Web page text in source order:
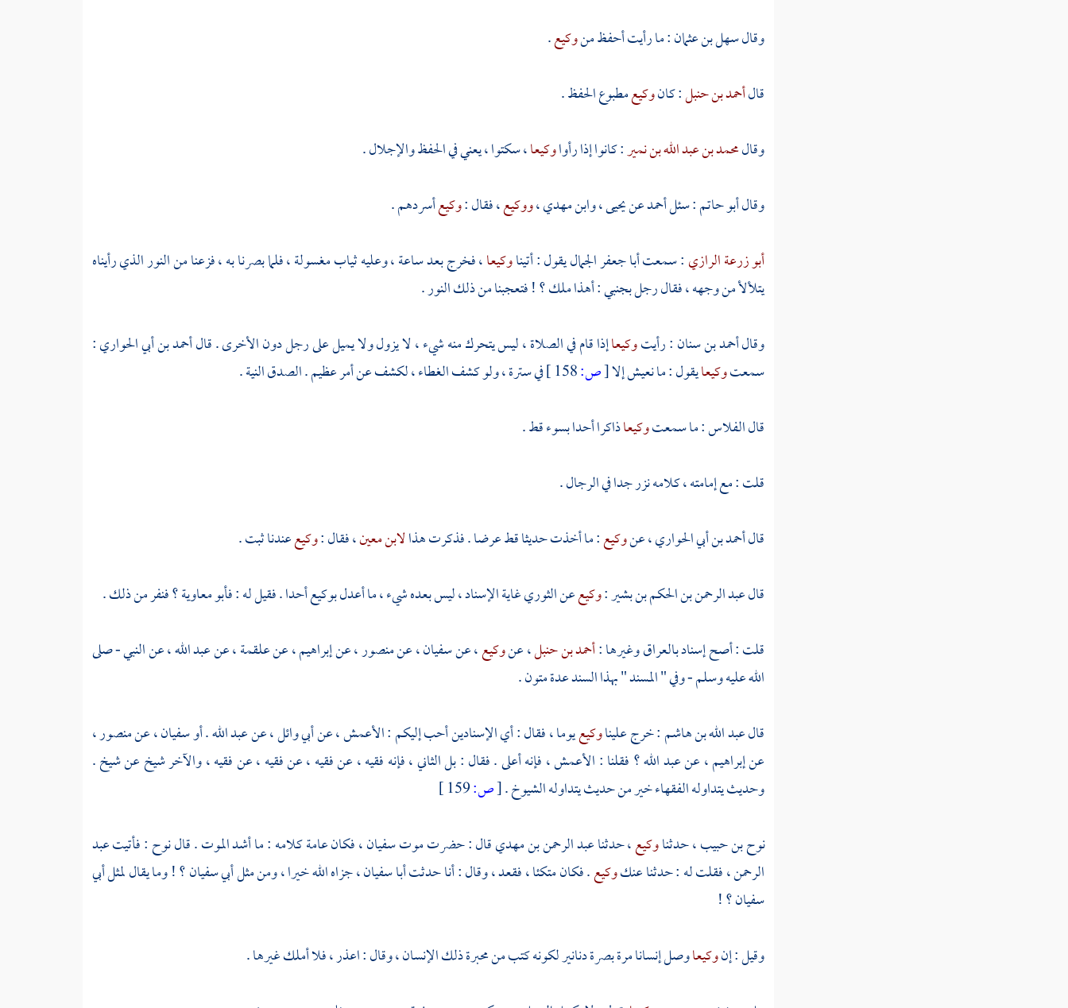
وقالسهل بن عثمان: ما رأيت أحفظ منوكيع.
قالأحمد بن حنبل: كانوكيعمطبوع الحفظ .
وقالمحمد بن عبد الله بن نمير: كانوا إذا رأواوكيعا، سكتوا ، يعني في الحفظ والإجلال .
وقالأبو حاتم: سئلأحمدعنيحيى،وابن مهدي،ووكيع، فقال :وكيعأسردهم .
أبو زرعة الرازي: سمعتأبا جعفر الجماليقول : أتيناوكيعا، فخرج بعد ساعة ، وعليه ثياب مغسولة ، فلما بصرنا به ، فزعنا من النور الذي رأيناه
يتلألأ من وجهه ، فقال رجل بجنبي : أهذا ملك ؟ ! فتعجبنا من ذلك النور .
وقالأحمد بن سنان: رأيتوكيعاإذا قام في الصلاة ، ليس يتحرك منه شيء ، لا يزول ولا يميل على رجل دون الأخرى . قالأحمد بن أبي الحواري:
سمعتوكيعايقول : ما نعيش إلا[ص:
في سترة ، ولو كشف الغطاء ، لكشف عن أمر عظيم . الصدق النية .
قالالفلاس: ما سمعتوكيعاذاكرا أحدا بسوء قط .
قلت : مع إمامته ، كلامه نزر جدا في الرجال .
قالأحمد بن أبي الحواري، عنوكيع: ما أخذت حديثا قط عرضا . فذكرت هذالابن معين، فقال :وكيععندنا ثبت .
قالعبد الرحمن بن الحكم بن بشير:وكيععنالثوريغاية الإسناد ، ليس بعده شيء ، ما أعدلبوكيعأحدا . فقيل له :فأبو معاوية؟ فنفر من ذلك .
قلت : أصح إسنادبالعراقوغيرها :أحمد بن حنبل، عنوكيع، عنسفيان، عنمنصور، عنإبراهيم، عنعلقمة، عنعبد الله ،عن النبي - صلى
الله عليه وسلم - وفي " المسند " بهذا السند عدة متون .
قالعبد الله بن هاشم: خرج عليناوكيعيوما ، فقال : أي الإسنادين أحب إليكم :الأعمش، عنأبي وائل، عنعبد الله. أوسفيان، عنمنصور،
عنإبراهيم، عنعبد الله؟ فقلنا :الأعمش، فإنه أعلى . فقال : بل الثاني ، فإنه فقيه ، عن فقيه ، عن فقيه ، عن فقيه ، والآخر شيخ عن شيخ .
وحديث يتداوله الفقهاء خير من حديث يتداوله الشيوخ .[ص:
نوح بن حبيب، حدثناوكيع، حدثناعبد الرحمن بن مهديقال : حضرت موتسفيان، فكان عامة كلامه : ما أشد الموت . قالنوح: فأتيتعبد
الرحمن، فقلت له : حدثنا عنكوكيع. فكان متكئا ، فقعد ، وقال : أنا حدثتأبا سفيان، جزاه الله خيرا ، ومن مثلأبي سفيان؟ ! وما يقال لمثلأبي
سفيان؟ !
وقيل : إنوكيعاوصل إنسانا مرة بصرة دنانير لكونه كتب من محبرة ذلك الإنسان ، وقال : اعذر ، فلا أملك غيرها .